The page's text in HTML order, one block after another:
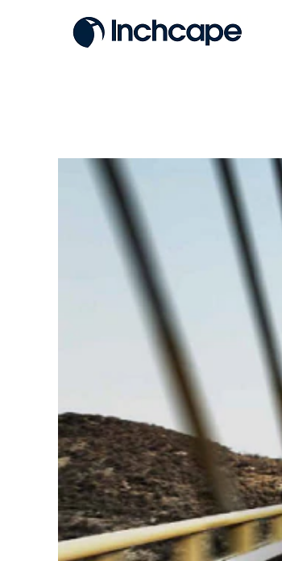
Trades
Services